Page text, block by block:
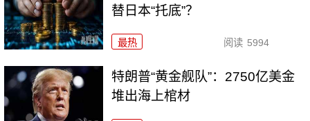
替日本“托底”？
最热 阅读 5994
特朗普“黄金舰队”：2750亿美金
堆出海上棺材